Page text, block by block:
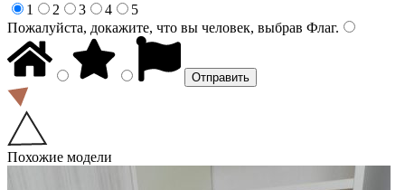
1
2 3 4
5
Пожалуйста, докажите, что вы человек, выбрав Флаг.
Похожие модели